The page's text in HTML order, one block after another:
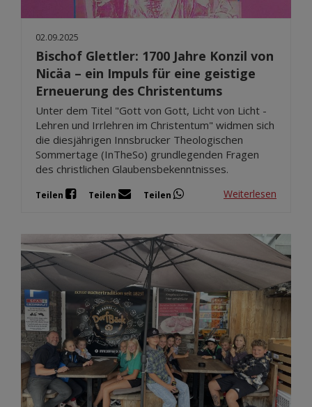
02.09.2025
Bischof Glettler: 1700 Jahre Konzil von
Nicäa – ein Impuls für eine geistige
Erneuerung des Christentums
Unter dem Titel "Gott von Gott, Licht von Licht -
Lehren und Irrlehren im Christentum" widmen sich
die diesjährigen Innsbrucker Theologischen
Sommertage (InTheSo) grundlegenden Fragen
des christlichen Glaubensbekenntnisses.
Teilen Teilen Teilen Weiterlesen